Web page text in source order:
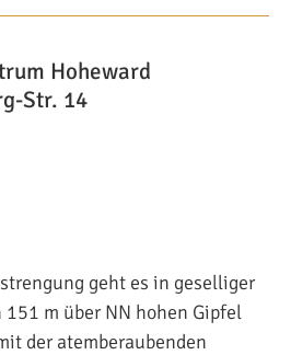
Hoheward
Str. 14
geht es in geselliger
m über NN hohen Gipfel
der atemberaubenden